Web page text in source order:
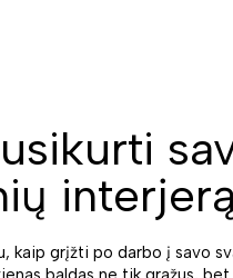
kaip grįžti po darbo į savo